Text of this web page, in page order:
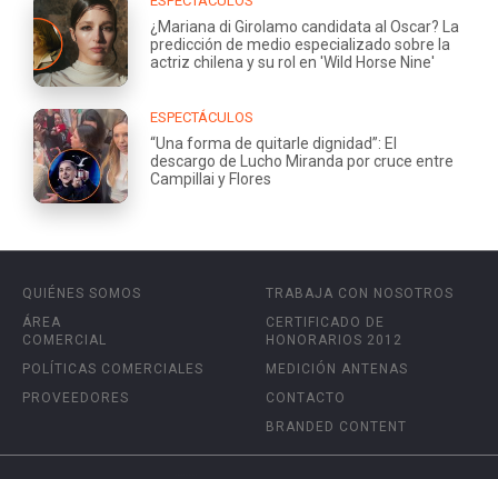
¿Mariana di Girolamo candidata al Oscar? La
predicción de medio especializado sobre la
actriz chilena y su rol en 'Wild Horse Nine'
ESPECTÁCULOS
“Una forma de quitarle dignidad”: El
descargo de Lucho Miranda por cruce entre
Campillai y Flores
QUIÉNES SOMOS
ÁREA
COMERCIAL
POLÍTICAS COMERCIALES
PROVEEDORES
TRABAJA CON NOSOTROS
CERTIFICADO DE
HONORARIOS 2012
MEDICIÓN ANTENAS
CONTACTO
BRANDED CONTENT